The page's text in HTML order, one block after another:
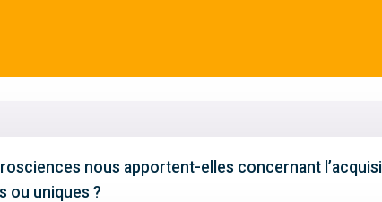
nous apportent-elles concernant
ou uniques ?